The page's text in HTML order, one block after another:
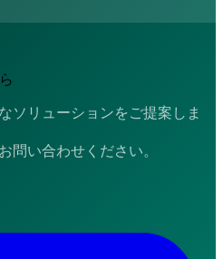
ソリューションをご提案しま
問い合わせください。